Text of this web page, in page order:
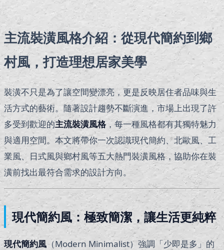
主流裝潢風格介紹：從現代簡約到鄉
村風，打造理想居家美學
裝潢不只是為了讓空間變漂亮，更是反映居住者品味與生
活方式的藝術。隨著設計趨勢不斷演進，市場上出現了許
多受到歡迎的主流裝潢風格，每一種風格都有其獨特魅力
與適用空間。本文將帶你一次認識現代簡約、北歐風、工
業風、日式風與鄉村風等五大熱門裝潢風格，協助你在裝
潢前找出最符合需求的設計方向。
現代簡約風：極致簡潔，讓生活更純粹
現代簡約風（Modern Minimalist）強調「少即是多」的